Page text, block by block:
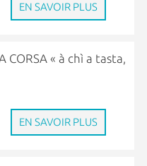
EN SAVOIR PLUS
CORSA « à chì a tasta,
EN SAVOIR PLUS